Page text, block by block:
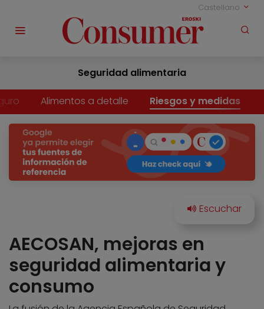
Castellano
Seguridad alimentaria
Alimentos a detalle Riesgos y medidas
AECOSAN, mejoras en
seguridad alimentaria y
consumo